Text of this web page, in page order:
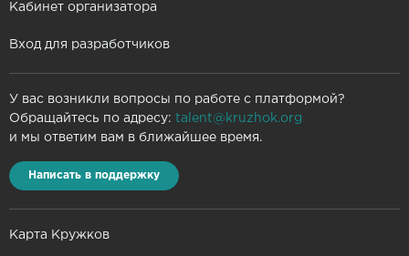
Кабинет организатора
Вход для разработчиков
У вас возникли вопросы по работе с платформой?
Обращайтесь по адресу: talent@kruzhok.org
и мы ответим вам в ближайшее время.
Написать в поддержку
Карта Кружков